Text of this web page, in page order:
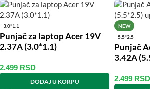
3.0*1.1
Punjač za laptop Acer 19V
2.37A (3.0*1.1)
2.499 RSD
DODAJ U KORPU
NEW
5.5*2.5
Punjač
3.42A
2.499 RSD